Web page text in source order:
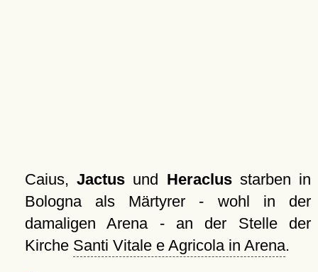
Caius,Jactus und Heraclusstarben in
Bologna als Märtyrer - wohl in der
damaligen Arena - an der Stelle der
Kirche Santi Vitale e Agricola in Arena.